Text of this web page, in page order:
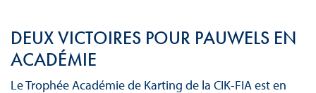
DEUX VICTOIRES POUR PAUWELS EN
ACADÉMIE
Le Trophée Académie de Karting de la CIK-FIA est en